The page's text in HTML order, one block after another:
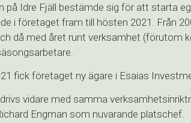
på Idre Fjäll bestämde sig för att starta
i företaget fram till hösten 2021. Från
då med året runt verksamhet (förutom
fick företaget ny ägare i Esaias
vidare med samma
Engman som nuvarande platschef.